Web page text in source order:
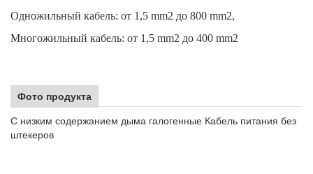
Одножильный кабель: от 1,5 mm2 до 800 mm2,
Многожильный кабель: от 1,5 mm2 до 400 mm2
Фото продукта
С низким содержанием дыма галогенные Кабель питания без
штекеров